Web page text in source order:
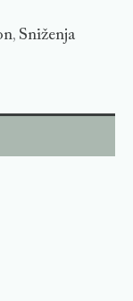
, Sniženja